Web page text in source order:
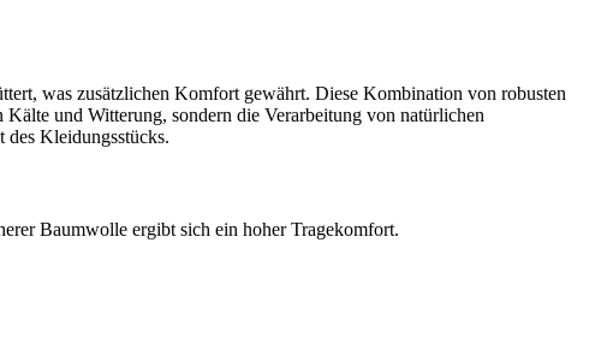
was zusätzlichen Komfort gewährt. Diese Kombination von robusten
und Witterung, sondern die Verarbeitung von natürlichen
des Kleidungsstücks.
Baumwolle ergibt sich ein hoher Tragekomfort.